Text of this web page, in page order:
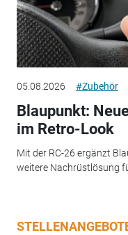
05.08.2026 #Zubehör
Blaupunkt:
im Retro-Look
Mit der RC-26 ergänzt
weitere Nachrüstlösung